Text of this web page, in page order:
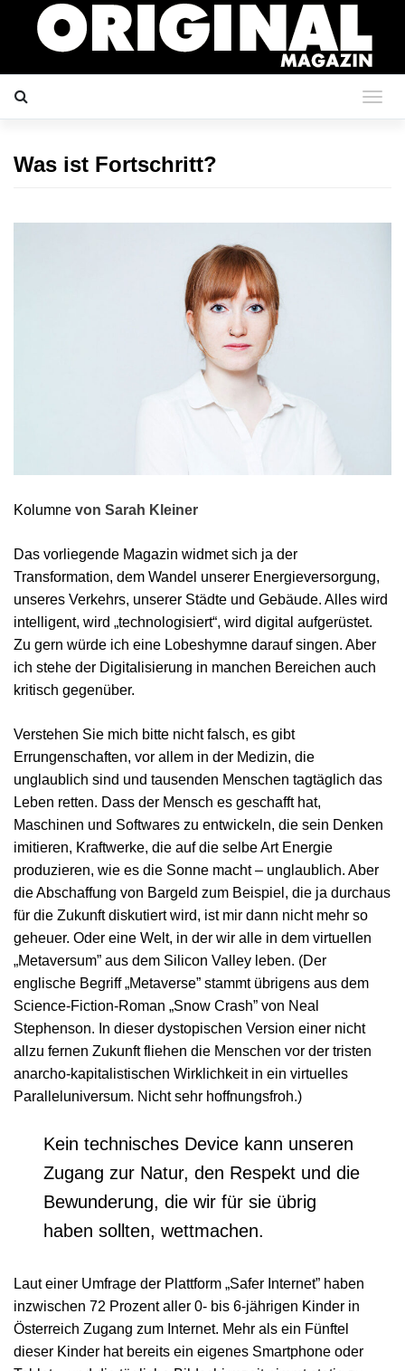
Was ist Fortschritt?
Kolumne von Sarah Kleiner
Das vorliegende Magazin widmet sich ja der
Transformation, dem Wandel unserer Energieversorgung,
unseres Verkehrs, unserer Städte und Gebäude. Alles wird
intelligent, wird „technologisiert“, wird digital aufgerüstet.
Zu gern würde ich eine Lobeshymne darauf singen. Aber
ich stehe der Digitalisierung in manchen Bereichen auch
kritisch gegenüber.
Verstehen Sie mich bitte nicht falsch, es gibt
Errungenschaften, vor allem in der Medizin, die
unglaublich sind und tausenden Menschen tagtäglich das
Leben retten. Dass der Mensch es geschafft hat,
Maschinen und Softwares zu entwickeln, die sein Denken
imitieren, Kraftwerke, die auf die selbe Art Energie
produzieren, wie es die Sonne macht – unglaublich. Aber
die Abschaffung von Bargeld zum Beispiel, die ja durchaus
für die Zukunft diskutiert wird, ist mir dann nicht mehr so
geheuer. Oder eine Welt, in der wir alle in dem virtuellen
„Metaversum” aus dem Silicon Valley leben. (Der
englische Begriff „Metaverse” stammt übrigens aus dem
Science-Fiction-Roman „Snow Crash” von Neal
Stephenson. In dieser dystopischen Version einer nicht
allzu fernen Zukunft fliehen die Menschen vor der tristen
anarcho-kapitalistischen Wirklichkeit in ein virtuelles
Paralleluniversum. Nicht sehr hoffnungsfroh.)
Kein technisches Device kann unseren
Zugang zur Natur, den Respekt und die
Bewunderung, die wir für sie übrig
haben sollten, wettmachen.
Laut einer Umfrage der Plattform „Safer Internet” haben
inzwischen 72 Prozent aller 0- bis 6-jährigen Kinder in
Österreich Zugang zum Internet. Mehr als ein Fünftel
dieser Kinder hat bereits ein eigenes Smartphone oder